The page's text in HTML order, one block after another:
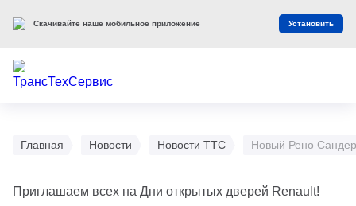
Главная Новости Новости ТТС Новый Рено
Приглашаем всех на Дни открытых дверей Renault!
Скачивайте наше мобильное приложение Установить